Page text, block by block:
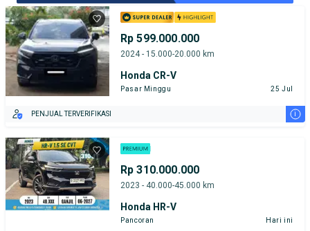
Rp 599.000.000
2024 - 15.000-20.000 km
Honda CR-V
Pasar Minggu 25 Jul
PENJUAL TERVERIFIKASI i
Rp 310.000.000
2023 - 40.000-45.000 km
Honda HR-V
Pancoran Hari ini